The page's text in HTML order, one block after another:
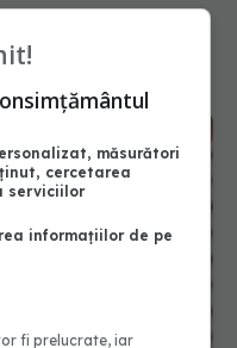
măsurători
cercetarea
serviciilor
informațiilor de pe
fi prelucrate, iar